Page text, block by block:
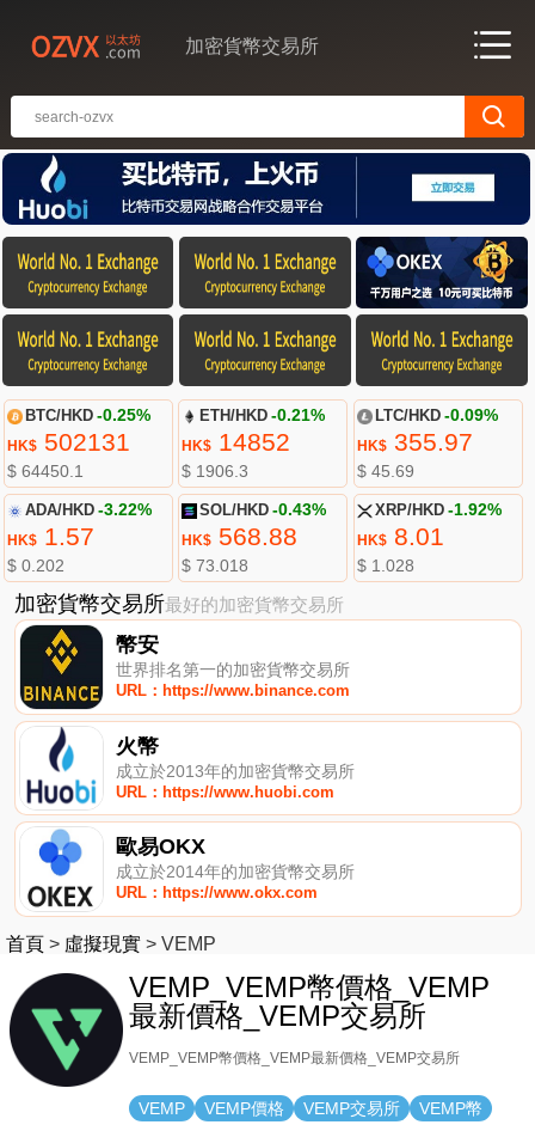
加密貨幣交易所
BTC/HKD -0.25%
HK$502131
$ 64450.1
ETH/HKD -0.21%
HK$ 14852
$ 1906.3
LTC/HKD -0.09%
HK$355.97
$ 45.69
ADA/HKD -3.22%
HK$1.57
$ 0.202
SOL/HKD -0.43%
HK$ 568.88
$ 73.018
XRP/HKD -1.92%
HK$8.01
$ 1.028
加密貨幣交易所最好的加密貨幣交易所
幣安
世界排名第一的加密貨幣交易所
URL：https://www.binance.com
火幣
成立於2013年的加密貨幣交易所
URL：https://www.huobi.com
歐易OKX
成立於2014年的加密貨幣交易所
URL：https://www.okx.com
首頁 > 虛擬現實 > VEMP
VEMP_VEMP幣價格_VEMP
最新價格_VEMP交易所
VEMP_VEMP幣價格_VEMP最新價格_VEMP交易所
VEMP VEMP價格 VEMP交易所
VEMP幣